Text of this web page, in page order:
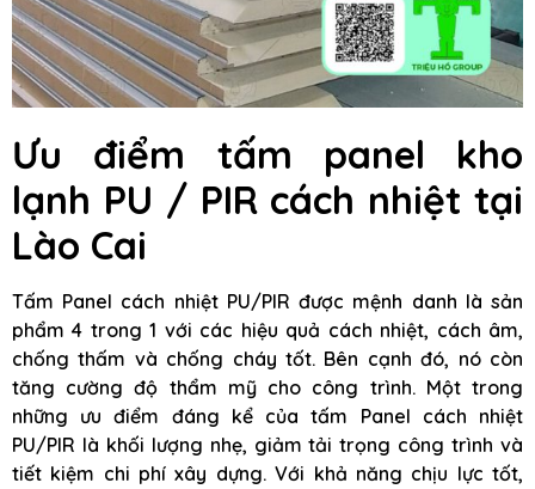
Ưu điểm tấm panel kho
lạnh PU / PIR cách nhiệt tại
Lào Cai
Tấm Panel cách nhiệt PU/PIR được mệnh danh là sản
phẩm 4 trong 1 với các hiệu quả cách nhiệt, cách âm,
chống thấm và chống cháy tốt. Bên cạnh đó, nó còn
tăng cường độ thẩm mỹ cho công trình. Một trong
những ưu điểm đáng kể của tấm Panel cách nhiệt
PU/PIR là khối lượng nhẹ, giảm tải trọng công trình và
tiết kiệm chi phí xây dựng. Với khả năng chịu lực tốt,